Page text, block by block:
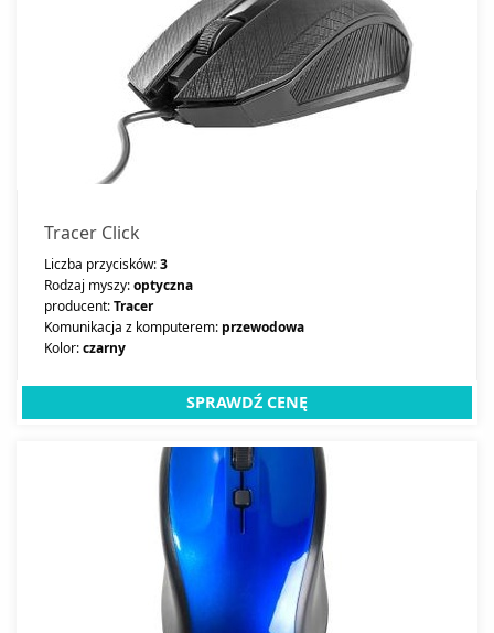
Tracer Click
Liczba przycisków:3
Rodzaj myszy:optyczna
producent:Tracer
Komunikacja z komputerem: przewodowa
Kolor:czarny
SPRAWDŹ CENĘ